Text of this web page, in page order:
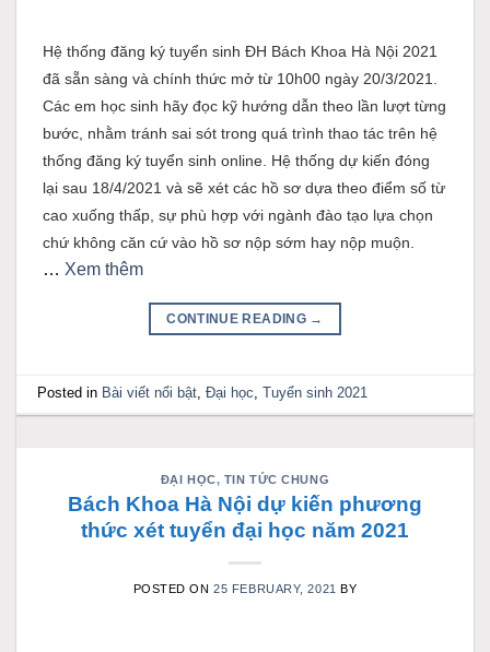
Hệ thống đăng ký tuyển sinh ĐH Bách Khoa Hà Nội 2021
đã sẵn sàng và chính thức mở từ 10h00 ngày 20/3/2021.
Các em học sinh hãy đọc kỹ hướng dẫn theo lần lượt từng
bước, nhằm tránh sai sót trong quá trình thao tác trên hệ
thống đăng ký tuyển sinh online. Hệ thống dự kiến đóng
lại sau 18/4/2021 và sẽ xét các hồ sơ dựa theo điểm số từ
cao xuống thấp, sự phù hợp với ngành đào tạo lựa chọn
chứ không căn cứ vào hồ sơ nộp sớm hay nộp muộn.
… Xem thêm
CONTINUE READING →
Posted in Bài viết nổi bật,Đại học,Tuyển sinh 2021
ĐẠI HỌC, TIN TỨC CHUNG
Bách Khoa Hà Nội dự kiến phương
thức xét tuyển đại học năm 2021
POSTED ON25 FEBRUARY, 2021 BY